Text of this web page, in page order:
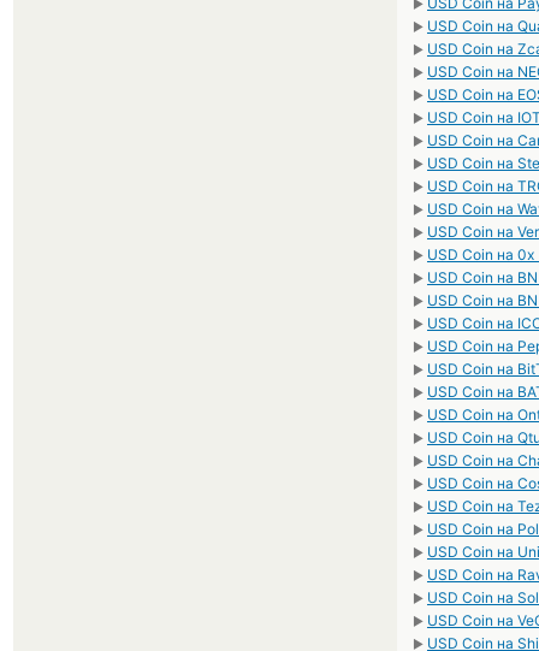
►
► USD Coin на
► USD Coin на
► USD Coin на
► USD Coin на
► USD Coin на
► USD Coin на
► USD Coin на
► USD Coin на
► USD Coin на
► USD Coin на
► USD Coin на 0x
► USD Coin на
► USD Coin на
► USD Coin на
► USD Coin на
► USD Coin на
► USD Coin на
► USD Coin на
► USD Coin на
► USD Coin на
► USD Coin на
► USD Coin на
► USD Coin на
► USD Coin на
► USD Coin на
► USD Coin на
► USD Coin на
► USD Coin на